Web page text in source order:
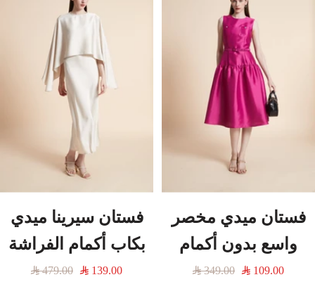
فستان ميدي مخصر
واسع بدون أكمام
السعر
109.00
السعر
349.00
فستان سيرينا ميدي
بكاب أكمام الفراشة
السعر
139.00
السعر
479.00